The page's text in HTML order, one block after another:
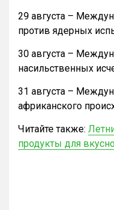
29 августа –
против ядерных
30 августа –
насильственных
31 августа –
африканского
Читайте также:
продукты для